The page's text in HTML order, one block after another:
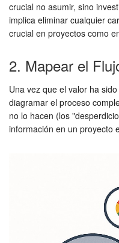
crucial no asumir, sino
implica eliminar cualquier
crucial en proyectos como
2. Mapear el
Una vez que el valor ha
diagramar el proceso
no lo hacen (los
información en un proyecto